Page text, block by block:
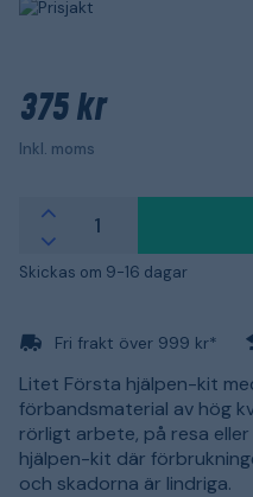
375 kr
Inkl. moms
Skickas om 9-16 dagar
Fri frakt över 999 kr*
Litet Första hjälpen-kit
förbandsmaterial av hög
rörligt arbete, på resa
hjälpen-kit där
och skadorna är lindriga.